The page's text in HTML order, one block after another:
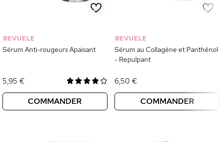
REVUELE
Sérum Anti-rougeurs Apaisant
5,95 €
COMMANDER
REVUELE
Sérum au Collagène et Panthénol
- Repulpant
6,50 €
COMMANDER